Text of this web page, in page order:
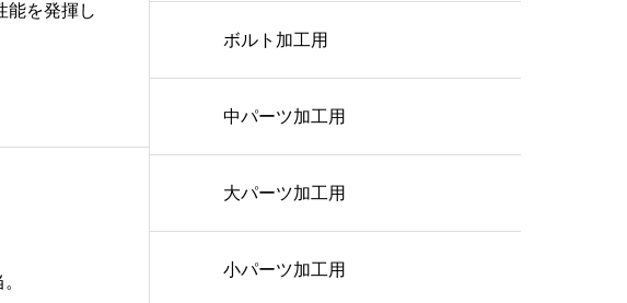
能を発揮し
ボルト加工用
中パーツ加工用
大パーツ加工用
小パーツ加工用